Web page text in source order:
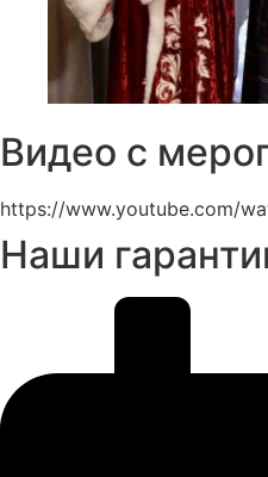
Видео с
https://www.youtube.com/
Наши